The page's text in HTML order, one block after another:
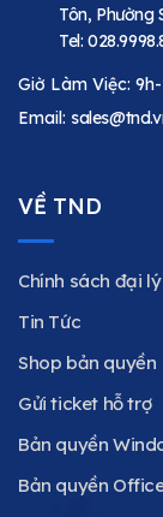
Tôn, Phường
Tel:
Giờ Làm Việc:
Email:
VỀ TND
Chính sách đại lý
Tin Tức
Shop bản quyền
Gửi ticket hỗ trợ
Bản quyền
Bản quyền